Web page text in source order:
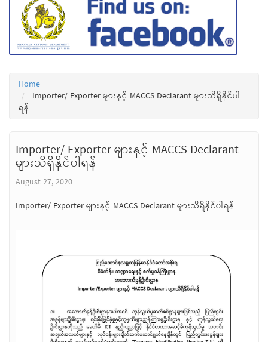
Home
Importer/ Exporter များနှင့် MACCS Declarant များသိရှိနိုင်ပါ
ရန်
Importer/ Exporter များနှင့် MACCS Declarant
များသိရှိနိုင်ပါရန်
August 27, 2020
Importer/ Exporter များနှင့် MACCS Declarant များသိရှိနိုင်ပါရန်